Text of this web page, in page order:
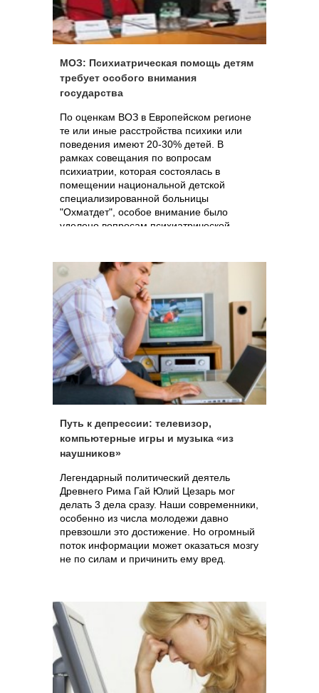
МОЗ: Психиатрическая помощь детям
требует особого внимания
государства
По оценкам ВОЗ в Европейском регионе
те или иные расстройства психики или
поведения имеют 20-30% детей. В
рамках совещания по вопросам
психиатрии, которая состоялась в
помещении национальной детской
специализированной больницы
"Охматдет", особое внимание было
уделено вопросам психиатрической
Путь к депрессии: телевизор,
компьютерные игры и музыка «из
наушников»
Легендарный политический деятель
Древнего Рима Гай Юлий Цезарь мог
делать 3 дела сразу. Наши современники,
особенно из числа молодежи давно
превзошли это достижение. Но огромный
поток информации может оказаться мозгу
не по силам и причинить ему вред.